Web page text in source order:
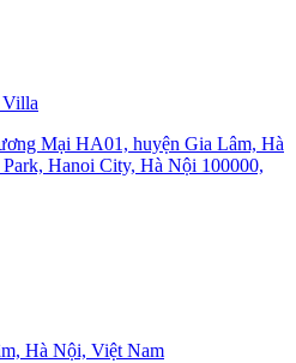
Villa
Mại HA01, huyện Gia Lâm, Hà
Hanoi City, Hà Nội 100000,
Hà Nội, Việt Nam